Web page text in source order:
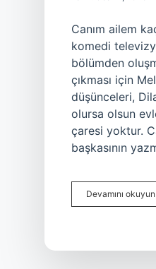
Canım ailem
komedi
bölümden
çıkması için
düşünceleri,
olursa olsun
çaresi yoktur.
başkasının
Devamını okuyun